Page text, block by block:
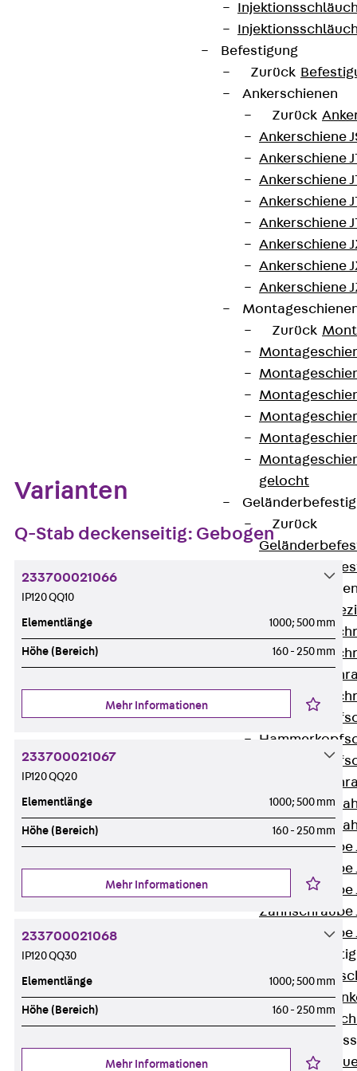
Befestigung
Zurück
Ankerschienen
Zurück
Ankerschiene
Ankerschiene
Ankerschiene
Ankerschiene
Ankerschiene
Ankerschiene
Ankerschiene
Ankerschiene
Zurück
gelocht
Zurück
Zahnschraube
Zahnschraube
Zahnschraube
Zahnschraube
Zahnschraube
Zurück
Zurück
und Viertelmeterelemente dabei mit
Varianten
Q-Stab deckenseitig: Gebogen
233700021066
IP120 QQ10
Elementlänge 1000; 500 mm
Höhe (Bereich) 160 - 250 mm
Mehr Informationen
233700021067
IP120 QQ20
Elementlänge 1000; 500 mm
Höhe (Bereich) 160 - 250 mm
Mehr Informationen
233700021068
IP120 QQ30
Elementlänge 1000; 500 mm
Höhe (Bereich) 160 - 250 mm
Mehr Informationen